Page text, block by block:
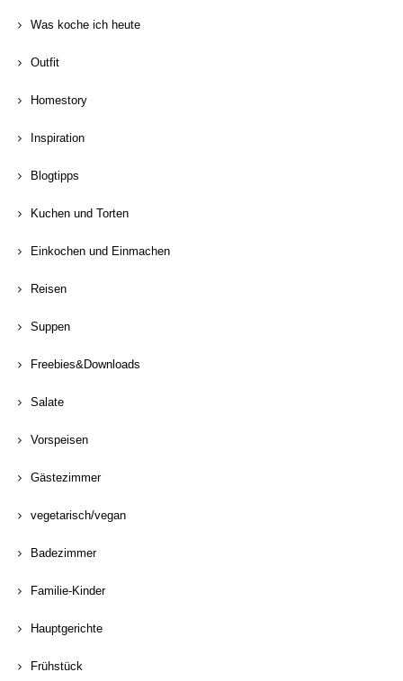
Was koche ich heute
Outfit
Homestory
Inspiration
Blogtipps
Kuchen und Torten
Einkochen und Einmachen
Reisen
Suppen
Freebies&Downloads
Salate
Vorspeisen
Gästezimmer
vegetarisch/vegan
Badezimmer
Familie-Kinder
Hauptgerichte
Frühstück